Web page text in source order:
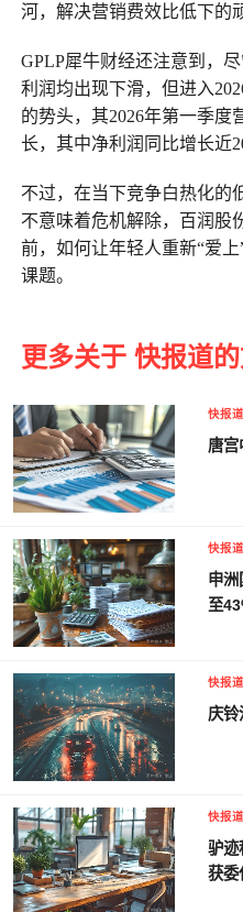
河，解决营销费效比低下的
GPLP犀牛财经还注意到，
利润均出现下滑，但进入
的势头，其2026年第一季度
长，其中净利润同比增长近
不过，在当下竞争白热化的
不意味着危机解除，百润股
前，如何让年轻人重新“爱
课题。
更多关于 快报道
快报道
唐宫
快报道
申洲
至
快报道
庆铃
快报道
驴迹
获委